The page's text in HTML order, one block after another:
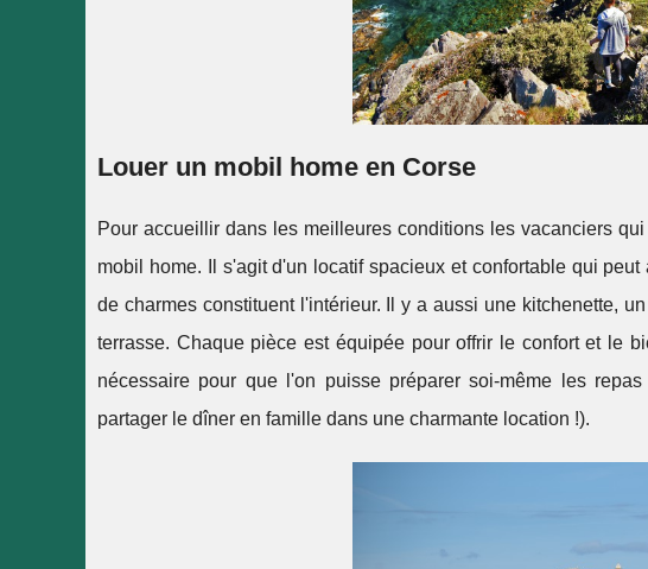
Louer un mobil home en Corse
Pour accueillir dans les meilleures conditions les vacanciers
mobil home. Il s'agit d'un locatif spacieux et confortable qui
de charmes constituent l'intérieur. Il y a aussi une kitchenette,
terrasse. Chaque pièce est équipée pour offrir le confort et le
nécessaire pour que l'on puisse préparer soi-même les
partager le dîner en famille dans une charmante location !).